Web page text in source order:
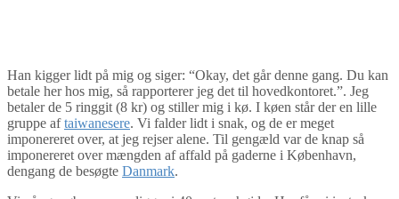
Han kigger lidt på mig og siger: “Okay, det går denne gang. Du kan
betale her hos mig, så rapporterer jeg det til hovedkontoret.”. Jeg
betaler de 5 ringgit (8 kr) og stiller mig i kø. I køen står der en lille
gruppe aftaiwanesere. Vi falder lidt i snak, og de er meget
imponereret over, at jeg rejser alene. Til gengæld var de knap så
imponereret over mængden af affald på gaderne i København,
dengang de besøgte Danmark.